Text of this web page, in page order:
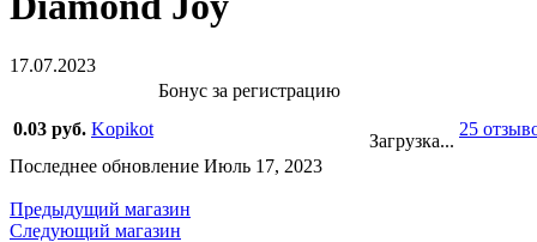
17.07.2023
Бонус за регистрацию
0.03 руб. Kopikot
Загрузка...
25
Последнее обновление Июль 17, 2023
Предыдущий магазин
Следующий магазин